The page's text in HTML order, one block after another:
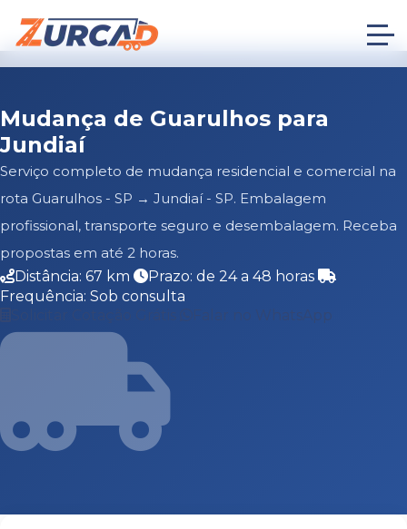
Mudança de Guarulhos para
Jundiaí
Serviço completo de mudança residencial e comercial na
rota Guarulhos - SP → Jundiaí - SP. Embalagem
profissional, transporte seguro e desembalagem. Receba
propostas em até 2 horas.
Distância: 67 km
Prazo: de 24 a 48 horas
Frequência: Sob consulta
Falar no WhatsApp